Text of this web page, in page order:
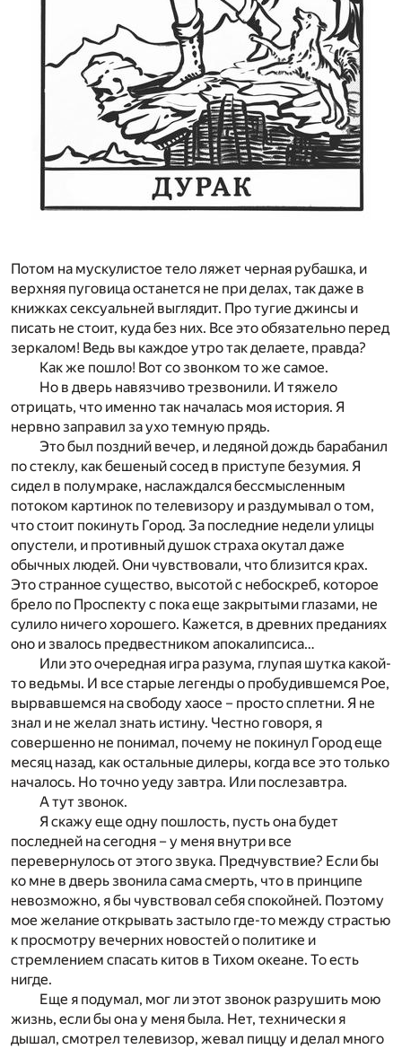
Потом на мускулистое тело ляжет черная рубашка, и
верхняя пуговица останется не при делах, так даже в
книжках сексуальней выглядит. Про тугие джинсы и
писать не стоит, куда без них. Все это обязательно перед
зеркалом! Ведь вы каждое утро так делаете, правда?
Как же пошло! Вот со звонком то же самое.
Но в дверь навязчиво трезвонили. И тяжело
отрицать, что именно так началась моя история. Я
нервно заправил за ухо темную прядь.
Это был поздний вечер, и ледяной дождь барабанил
по стеклу, как бешеный сосед в приступе безумия. Я
сидел в полумраке, наслаждался бессмысленным
потоком картинок по телевизору и раздумывал о том,
что стоит покинуть Город. За последние недели улицы
опустели, и противный душок страха окутал даже
обычных людей. Они чувствовали, что близится крах.
Это странное существо, высотой с небоскреб, которое
брело по Проспекту с пока еще закрытыми глазами, не
сулило ничего хорошего. Кажется, в древних преданиях
оно и звалось предвестником апокалипсиса…
Или это очередная игра разума, глупая шутка какой-
то ведьмы. И все старые легенды о пробудившемся Рое,
вырвавшемся на свободу хаосе – просто сплетни. Я не
знал и не желал знать истину. Честно говоря, я
совершенно не понимал, почему не покинул Город еще
месяц назад, как остальные дилеры, когда все это только
началось. Но точно уеду завтра. Или послезавтра.
А тут звонок.
Я скажу еще одну пошлость, пусть она будет
последней на сегодня – у меня внутри все
перевернулось от этого звука. Предчувствие? Если бы
ко мне в дверь звонила сама смерть, что в принципе
невозможно, я бы чувствовал себя спокойней. Поэтому
мое желание открывать застыло где-то между страстью
к просмотру вечерних новостей о политике и
стремлением спасать китов в Тихом океане. То есть
нигде.
Еще я подумал, мог ли этот звонок разрушить мою
жизнь, если бы она у меня была. Нет, технически я
дышал, смотрел телевизор, жевал пиццу и делал много